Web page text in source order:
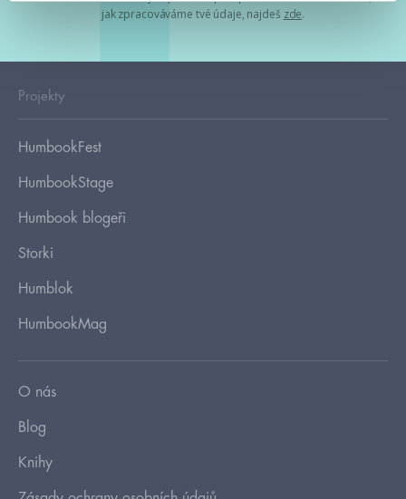
jak zpracováváme tvé údaje, najdeš zde.
Projekty
HumbookFest
HumbookStage
Humbook blogeři
Storki
Humblok
HumbookMag
O nás
Blog
Knihy